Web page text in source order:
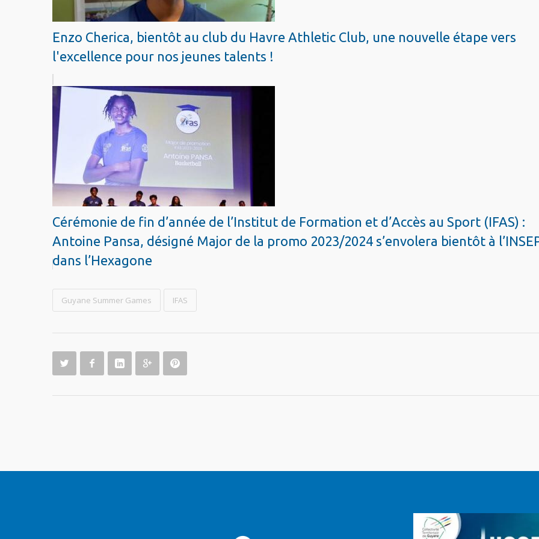
Enzo Cherica, bientôt au club du Havre Athletic Club, une nouvelle étape vers
l'excellence pour nos jeunes talents !
Cérémonie de fin d’année de l’Institut de Formation et d’Accès au Sport (IFAS) :
Antoine Pansa, désigné Major de la promo 2023/2024 s’envolera bientôt à
dans l’Hexagone
Guyane Summer Games IFAS